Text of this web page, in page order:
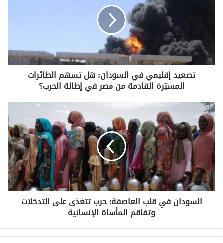
ي
ي
ا
ل
س
و
د
ا
ن
:
س
تصعيد إقليمي في السودان: هل تسهم الطائرات
المسيّرة القادمة من مصر في إطالة الحرب؟
ا
ل
س
و
د
ا
ن
ف
ي
ا
السودان في قلب العاصفة: حرب تتغذى على التدخلات
وتفاقم المأساة الإنسانية